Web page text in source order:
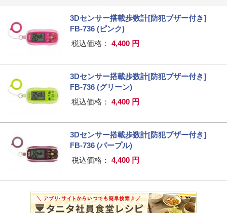
3Dセンサー搭載歩数計[防犯ブザー付き]
FB-736 (ピンク)
税込価格： 4,400 円
3Dセンサー搭載歩数計[防犯ブザー付き]
FB-736 (グリーン)
税込価格： 4,400 円
3Dセンサー搭載歩数計[防犯ブザー付き]
FB-736 (パープル)
税込価格： 4,400 円